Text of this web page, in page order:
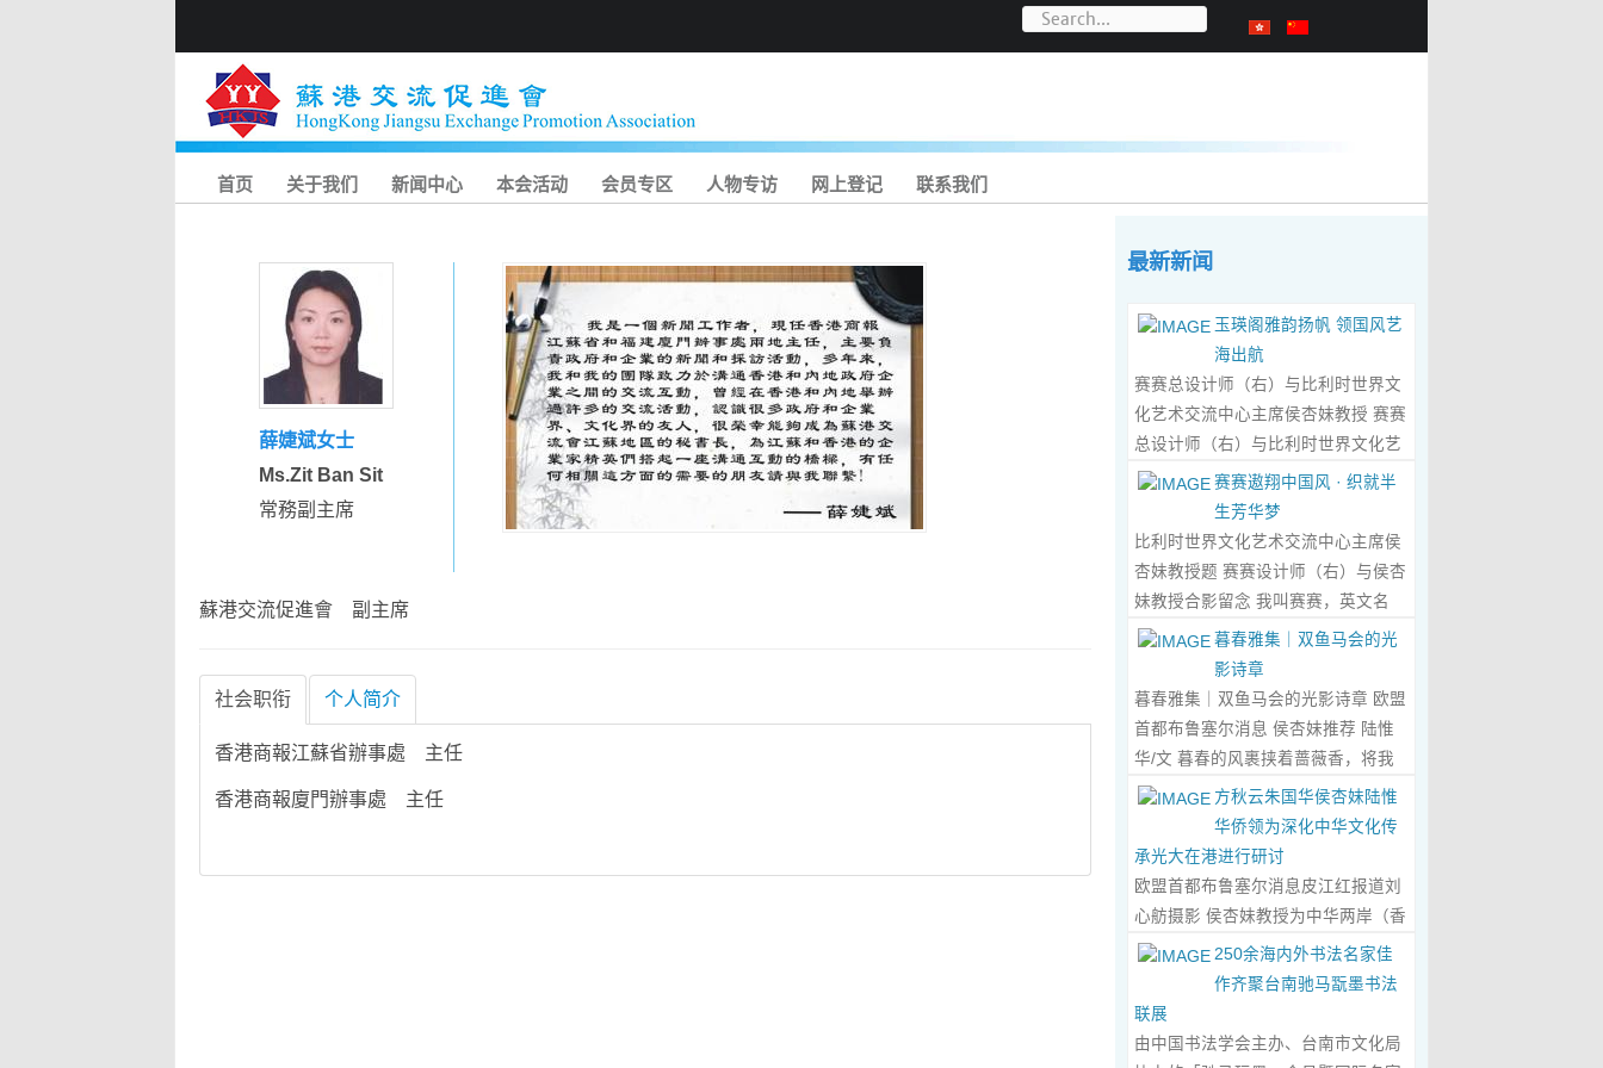
首页 关于我们 新闻中心 本会活动 会员专区 人物专访 网上登记 联系我们
薛婕斌女士
Ms.Zit Ban Sit
常務副主席
蘇港交流促進會 副主席
社会职衔 个人简介
香港商報江蘇省辦事處 主任
香港商報廈門辦事處 主任
最新新闻
玉瑛阁雅韵扬帆 领国风艺
海出航
赛赛总设计师（右）与比利时世界文
化艺术交流中心主席侯杏妹教授 赛赛
总设计师（右）与比利时世界文化艺
术交流中心主席侯杏妹教授及其题词
合影留念 ‍ 赛赛/文 ‍ 近日有幸与比利时
籍华裔艺术家陆惟华、侯杏妹夫妇倾
心晤谈，此番交流没有客套的寒暄，
唯有艺术与文化的深度共鸣，言辞间
赤诚的文化情怀，畅谈过后，内心满
是深切的感念与久久不散的触动，更
让我对国风服饰的创作之路，有了全
新的认知与坚守。...Read More...
赛赛遨翔中国风 · 织就半
生芳华梦
比利时世界文化艺术交流中心主席侯
杏妹教授题 赛赛设计师（右）与侯杏
妹教授合影留念 我叫赛赛，英文名
Elin，生于湖南邵东的乡野村落，如
今扎根东莞，在服装与设计的领域
里，书写着属于自己的人生篇章。 我
的童年，是被墨香与书卷包裹的时
光。外公是当地颇负盛名的国画爱好
师、老校长，他的一生，一半是教书
育人的赤诚，一半是笔墨丹青的风
雅。记忆里，外公的书桌总铺着宣
纸，狼毫笔起落间，山水花鸟跃然纸
上，窗外的田园炊烟、山间流云，都
成了他笔下的景致。我总蹲在桌旁静
静凝望，看墨色在纸上晕染开深浅层
次，看线条勾勒出世间万物，那些灵
动的笔触、雅致的构图，悄无声息地
暮春雅集｜双鱼马会的光
影诗章
暮春雅集｜双鱼马会的光影诗章 欧盟
首都布鲁塞尔消息 侯杏妹推荐 陆惟
华/文 暮春的风裹挟着蔷薇香，将我
们引入香港双鱼河马会的湖光画卷
中。叶庆良博士、陆惟华博士、侯杏
妹教授与廖国玲小姐同游于此，在水
墨烟岚与艺术雅趣间，共赴一场关于
时光的慢调叙事。 墨韵凝香：方寸亭
着的灯串尚未苏醒，却被攀援的藤蔓
织成了碎金帘幕。牙医博士叶庆良的
书法汇报在此流淌，如古琴拨弦——
他从仓颉造字的鸿蒙传说讲起，指尖
方秋云朱国华侯杏妹陆惟
华侨领为深化中华文化传
承光大在港进行研讨
欧盟首都布鲁塞尔消息皮江红报道刘
心舫摄影 侯杏妹教授为中华两岸（香
港）文创观光协会题词致贺 2023年5
月2日上午，比利时美术家协会主席
陆惟华博士，比利时世界文化艺术交
流中心主席、香港国际文化艺术联会
250余海内外书法名家佳
作齐聚台南驰马翫墨书法
联展
由中国书法学会主办、台南市文化局